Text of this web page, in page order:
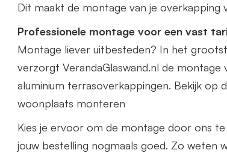
Dit maakt de montage van je overkapping
Professionele montage voor een vast
Montage liever uitbesteden? In het
verzorgt VerandaGlaswand.nl de montage
aluminium terrasoverkappingen. Bekijk op
woonplaats monteren
Kies je ervoor om de montage door ons
jouw bestelling nogmaals goed. Zo weten